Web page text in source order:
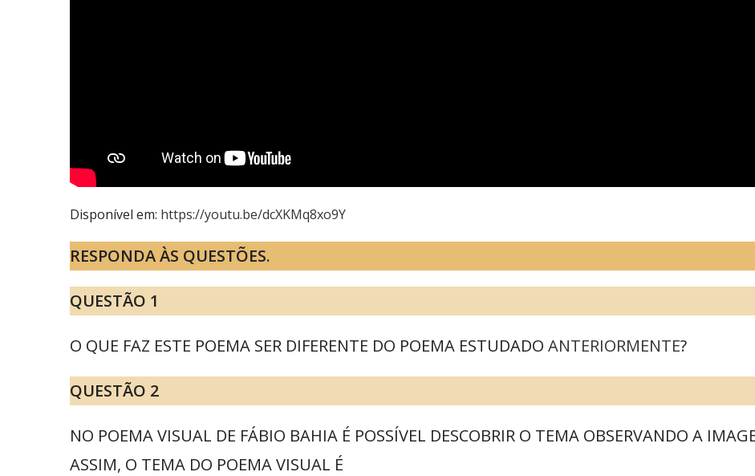
Disponível em: https://youtu.be/dcXKMq8xo9Y
RESPONDA ÀS QUESTÕES.
QUESTÃO 1
O QUE FAZ ESTE POEMA SER DIFERENTE DO POEMA ESTUDADO ANTERIORMENTE?
QUESTÃO 2
NO POEMA VISUAL DE FÁBIO BAHIA É POSSÍVEL DESCOBRIR O TEMA OBSERVANDO A
ASSIM, O TEMA DO POEMA VISUAL É